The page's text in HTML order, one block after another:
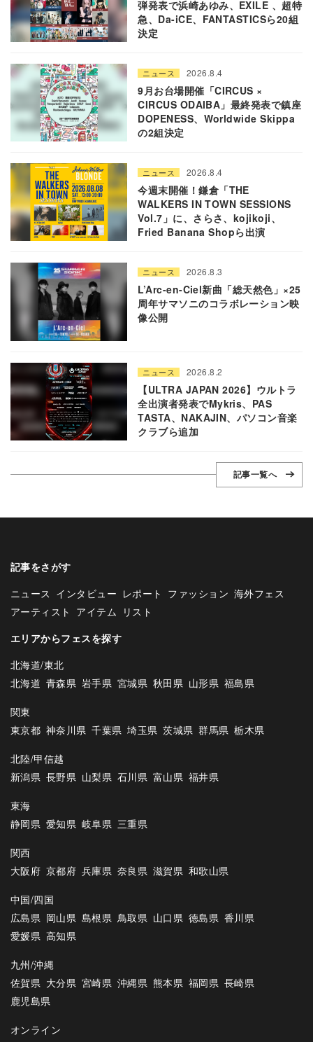
弾発表で浜崎あゆみ、EXILE 、超特
急、Da-iCE、FANTASTICSら20組
決定
ニュース 2026.8.4
9月お台場開催「CIRCUS ×
CIRCUS ODAIBA」最終発表で鎮座
DOPENESS、Worldwide Skippa
の2組決定
ニュース 2026.8.4
今週末開催！鎌倉「THE
WALKERS IN TOWN SESSIONS
Vol.7」に、さらさ、kojikoji、
Fried Banana Shopら出演
ニュース 2026.8.3
L’Arc-en-Ciel新曲「総天然色」×25
周年サマソニのコラボレーション映
像公開
ニュース 2026.8.2
【ULTRA JAPAN 2026】ウルトラ
全出演者発表でMykris、PAS
TASTA、NAKAJIN、パソコン音楽
クラブら追加
記事一覧へ
記事をさがす
ニュース インタビュー レポート ファッション 海外フェス
アーティスト アイテム
リスト
エリアからフェスを探す
北海道/東北
北海道 青森県 岩手県 宮城県 秋田県 山形県 福島県
関東
東京都 神奈川県 千葉県 埼玉県 茨城県 群馬県 栃木県
北陸/甲信越
新潟県 長野県 山梨県 石川県 富山県 福井県
東海
静岡県 愛知県 岐阜県 三重県
関西
大阪府 京都府 兵庫県 奈良県 滋賀県 和歌山県
中国/四国
広島県 岡山県 島根県 鳥取県 山口県 徳島県 香川県
愛媛県 高知県
九州/沖縄
佐賀県 大分県 宮崎県 沖縄県 熊本県 福岡県 長崎県
鹿児島県
オンライン